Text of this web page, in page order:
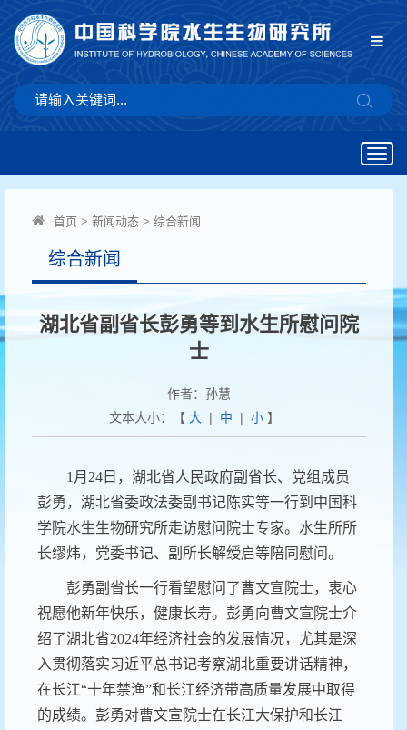
首页 > 新闻动态 > 综合新闻
综合新闻
湖北省副省长彭勇等到水生所慰问院
士
作者：孙慧
文本大小：【 大| 中 | 小】
1月24日，湖北省人民政府副省长、党组成员
彭勇，湖北省委政法委副书记陈实等一行到中国科
学院水生生物研究所走访慰问院士专家。水生所所
长缪炜，党委书记、副所长解绶启等陪同慰问。
彭勇副省长一行看望慰问了曹文宣院士，衷心
祝愿他新年快乐，健康长寿。彭勇向曹文宣院士介
绍了湖北省2024年经济社会的发展情况，尤其是深
入贯彻落实习近平总书记考察湖北重要讲话精神，
在长江“十年禁渔”和长江经济带高质量发展中取得
的成绩。彭勇对曹文宣院士在长江大保护和长江